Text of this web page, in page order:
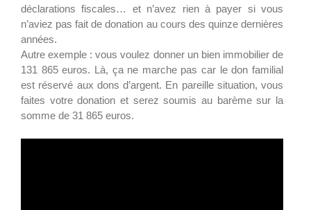
déclarations fiscales… et n’avez rien à payer si vous
n’aviez pas fait de donation au cours des quinze dernières
années.
Autre exemple : vous voulez donner un bien immobilier de
131 865 euros. Là, ça ne marche pas car le don familial
est réservé aux dons d’argent. En pareille situation, vous
faites votre donation et serez soumis au barème sur la
somme de 31 865 euros.